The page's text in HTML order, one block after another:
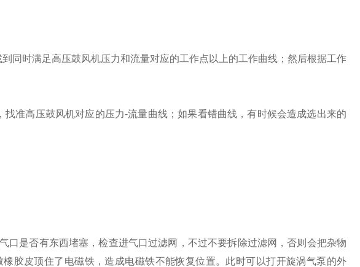
同时满足高压鼓风机压力和流量对应的工作点以上的工作曲线；然后根据工作
准高压鼓风机对应的压力-流量曲线；如果看错曲线，有时候会造成选出来的
口是否有东西堵塞，检查进气口过滤网，不过不要拆除过滤网，否则会把杂物
胶皮顶住了电磁铁，造成电磁铁不能恢复位置。此时可以打开旋涡气泵的外